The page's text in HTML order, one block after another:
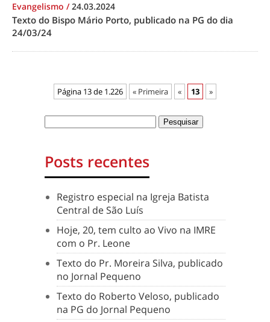
Evangelismo /24.03.2024
Texto do Bispo Mário Porto, publicado na PG do dia
24/03/24
Página 13 de 1.226 « Primeira « 13 »
Posts recentes
Registro especial na Igreja Batista
Central de São Luís
Hoje, 20, tem culto ao Vivo na IMRE
com o Pr. Leone
Texto do Pr. Moreira Silva, publicado
no Jornal Pequeno
Texto do Roberto Veloso, publicado
na PG do Jornal Pequeno